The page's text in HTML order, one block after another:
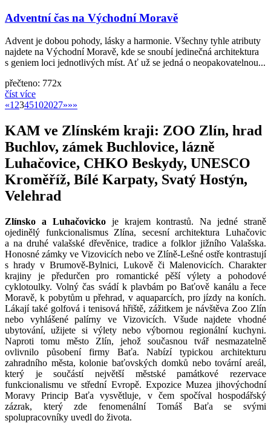
Adventní čas na Východní Moravě
Advent je dobou pohody, lásky a harmonie. Všechny tyhle atributy
najdete na Východní Moravě, kde se snoubí jedinečná architektura
s geniem loci jednotlivých míst. Ať už se jedná o neopakovatelnou...
přečteno: 772x
číst více
««12345102027»»
»»
KAM ve Zlínském kraji: ZOO Zlín, hrad
Buchlov, zámek Buchlovice, lázně
Luhačovice, CHKO Beskydy, UNESCO
Kroměříž, Bílé Karpaty, Svatý Hostýn,
Velehrad
Zlínsko a Luhačovickoje krajem kontrastů. Na jedné straně
ojedinělý funkcionalismus Zlína, secesní architektura Luhačovic
a na druhé valašské dřevěnice, tradice a folklor jižního Valašska.
Honosné zámky ve Vizovicích nebo ve Zlíně-Lešné ostře kontrastují
s hrady v Brumově-Bylnici, Lukově či Malenovicích. Charakter
krajiny je předurčen pro romantické pěší výlety a pohodové
cyklotoulky. Volný čas svádí k plavbám po Baťově kanálu a řece
Moravě, k pobytům u přehrad, v aquaparcích, pro jízdy na koních.
Lákají také golfová i tenisová hřiště, zážitkem je návštěva Zoo Zlín
nebo vyhlášené palírny ve Vizovicích. Všude najdete vhodné
ubytování, užijete si výlety nebo výbornou regionální kuchyni.
Naproti tomu město Zlín, jehož současnou tvář nesmazatelně
ovlivnilo působení firmy Baťa. Nabízí typickou architekturu
zahradního města, kolonie baťovských domků nebo tovární areál,
který je součástí největší městské památkové rezervace
funkcionalismu ve střední Evropě. Expozice Muzea jihovýchodní
Moravy Princip Baťa vysvětluje, v čem spočíval hospodářský
zázrak, který zde fenomenální Tomáš Baťa se svými
spolupracovníky uvedl do života.